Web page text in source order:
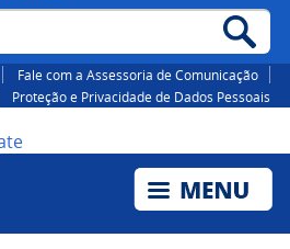
Fale com a Assessoria de Comunicação
Proteção e Privacidade de Dados Pessoais